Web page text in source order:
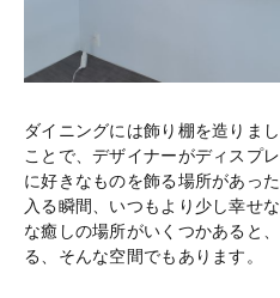
ダイニングには飾り棚を造りま
ことで、デザイナーがディスプ
に好きなものを飾る場所があっ
入る瞬間、いつもより少し幸せ
な癒しの場所がいくつかあると
る、そんな空間でもあります。